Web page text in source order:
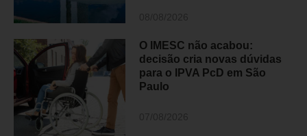
O IMESC não acabou:
decisão cria novas dúvidas
para o IPVA PcD em São
Paulo